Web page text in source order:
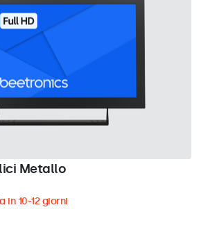
Metallo
in 10-12 giorni